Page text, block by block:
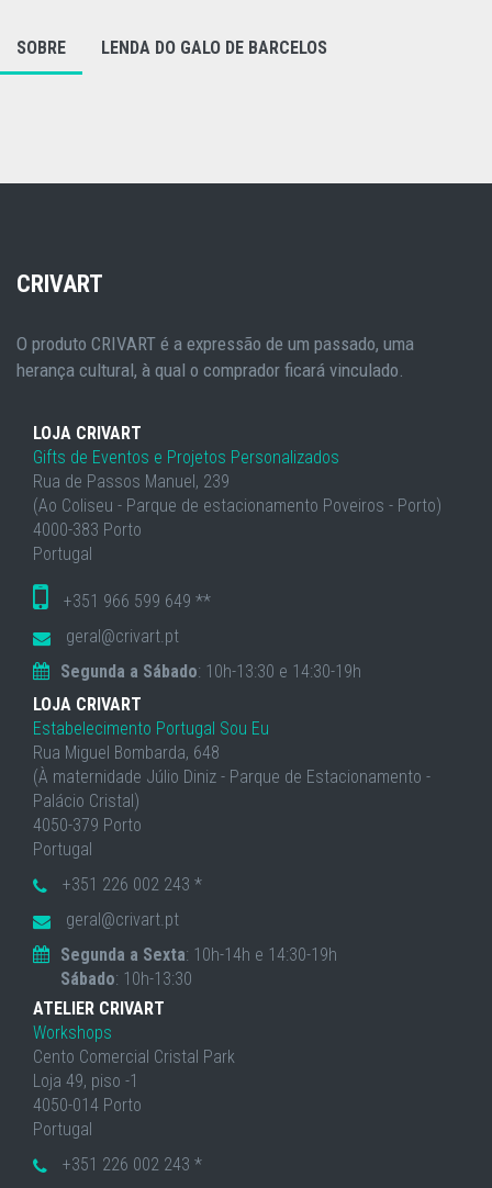
SOBRE LENDA DO GALO DE BARCELOS
CRIVART
O produto CRIVART é a expressão de um passado, uma
herança cultural, à qual o comprador ficará vinculado.
LOJA CRIVART
Gifts de Eventos e Projetos Personalizados
Rua de Passos Manuel, 239
(Ao Coliseu - Parque de estacionamento Poveiros - Porto)
4000-383 Porto
Portugal
+351 966 599 649 **
geral@crivart.pt
Segunda a Sábado: 10h-13:30 e 14:30-19h
LOJA CRIVART
Estabelecimento Portugal Sou Eu
Rua Miguel Bombarda, 648
(À maternidade Júlio Diniz - Parque de Estacionamento -
Palácio Cristal)
4050-379 Porto
Portugal
+351 226 002 243 *
geral@crivart.pt
Segunda a Sexta: 10h-14h e 14:30-19h
Sábado: 10h-13:30
ATELIER CRIVART
Workshops
Cento Comercial Cristal Park
Loja 49, piso -1
4050-014 Porto
Portugal
+351 226 002 243 *